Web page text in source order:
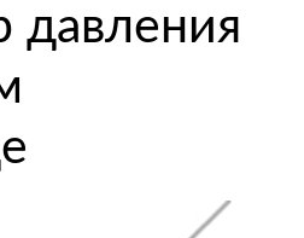
давления